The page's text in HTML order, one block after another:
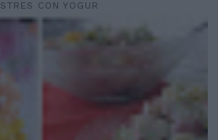
CON YOGUR